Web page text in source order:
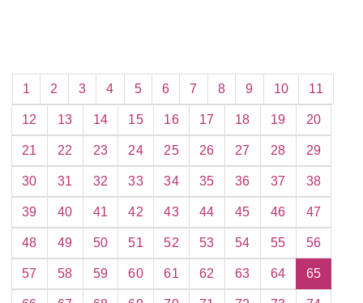
1 2 3 4 5 6 7 8 9 10 11
12 13 14 15 16 17 18 19 20
21 22 23 24 25 26 27 28 29
30 31 32 33 34 35 36 37 38
39 40 41 42 43 44 45 46 47
48 49 50 51 52 53 54 55 56
57 58 59 60 61 62 63 64 65